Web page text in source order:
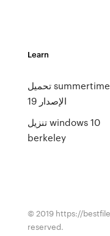
Learn
تحميل summertime saga
الإصدار 19
تنزيل windows 10
berkeley
© 2019 https://
reserved.